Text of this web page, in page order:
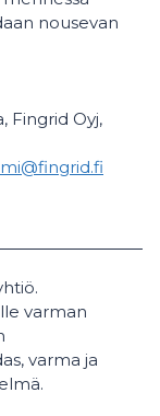
nousevan
Fingrid Oyj,
varman
varma ja